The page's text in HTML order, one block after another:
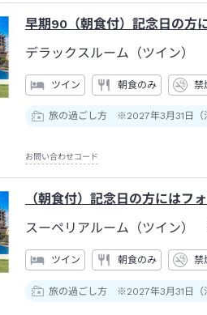
早期90（朝食付）記念日の方
デラックスルーム（ツイン
ツイン 朝食のみ 禁
旅の過ごし方 ※2027年3月31日（
お問い合わせコード
（朝食付）記念日の方にはフ
スーペリアルーム（ツイン）
ツイン 朝食のみ 禁
旅の過ごし方 ※2027年3月31日（